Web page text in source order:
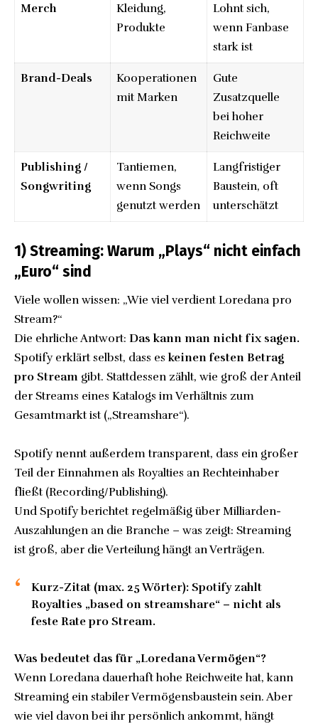
Merch
Kleidung,
Produkte
Lohnt sich,
wenn Fanbase
stark ist
Brand-Deals
Kooperationen
mit Marken
Gute
Zusatzquelle
bei hoher
Reichweite
Publishing /
Songwriting
Tantiemen,
wenn Songs
genutzt werden
Langfristiger
Baustein, oft
unterschätzt
1) Streaming: Warum „Plays“ nicht einfach
„Euro“ sind
Viele wollen wissen: „Wie viel verdient Loredana pro
Stream?“
Die ehrliche Antwort: Das kann man nicht fix sagen.
Spotify erklärt selbst, dass eskeinen festen Betrag
pro Stream gibt. Stattdessen zählt, wie groß der Anteil
der Streams eines Katalogs im Verhältnis zum
Gesamtmarkt ist („Streamshare“).
Spotify nennt außerdem transparent, dass ein großer
Teil der Einnahmen als Royalties an Rechteinhaber
fließt (Recording/Publishing).
Und Spotify berichtet regelmäßig über Milliarden-
Auszahlungen an die Branche – was zeigt: Streaming
ist groß, aber die Verteilung hängt an Verträgen.
Kurz-Zitat (max. 25 Wörter): Spotify zahlt
Royalties „based on streamshare“ – nicht als
feste Rate pro Stream.
Was bedeutet das für „Loredana Vermögen“?
Wenn Loredana dauerhaft hohe Reichweite hat, kann
Streaming ein stabiler Vermögensbaustein sein. Aber
wie viel davon bei ihr persönlich ankommt, hängt